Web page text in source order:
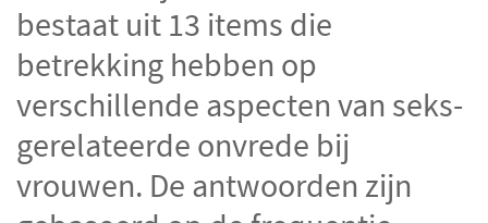
bestaat uit 13 items die
betrekking hebben op
verschillende aspecten van seks-
gerelateerde onvrede bij
vrouwen. De antwoorden zijn